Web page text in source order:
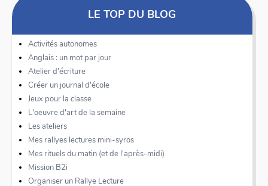
LE TOP DU BLOG
Activités autonomes
Anglais : un mot par jour
Atelier d'écriture
Créer un journal d'école
Jeux pour la classe
L'oeuvre d'art de la semaine
Les ateliers
Mes rallyes lectures mini-syros
Mes rituels du matin (et de l'après-midi)
Mission B2i
Organiser un Rallye Lecture